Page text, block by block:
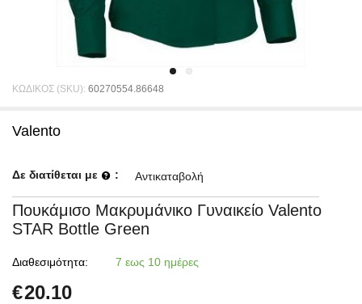
ΚΩΔΙΚΟΣ (SKU): 60270554.86648
Valento
Δε διατίθεται με : Αντικαταβολή
Πουκάμισο Μακρυμάνικο Γυναικείο Valento
STAR Bottle Green
Διαθεσιμότητα: 7 εως 10 ημέρες
€20.10